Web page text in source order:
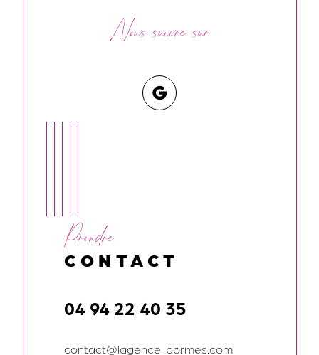
Nous suivre sur
Prendre
CONTACT
04 94 22 40 35
contact@lagence-bormes.com